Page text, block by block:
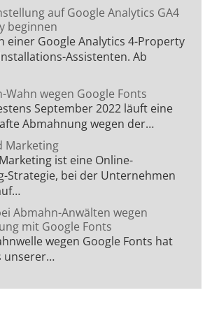
auf Google Analytics GA4
beginnen
einer Google Analytics 4-Property
Assistenten. Ab
Wahn wegen Google Fonts
September 2022 läuft eine
Abmahnung wegen der…
Marketing
ist eine Online-
Strategie, bei der Unternehmen
Abmahn-Anwälten wegen
mit Google Fonts
wegen Google Fonts hat
unserer…